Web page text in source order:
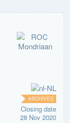
ARCHIVED
Closing date
28 Nov 2020